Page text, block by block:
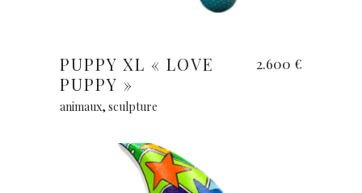
PUPPY XL « LOVE
PUPPY »
2.600 €
animaux, sculpture